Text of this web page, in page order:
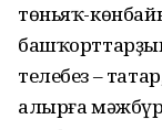
төньяҡ-
телебез –
алырға